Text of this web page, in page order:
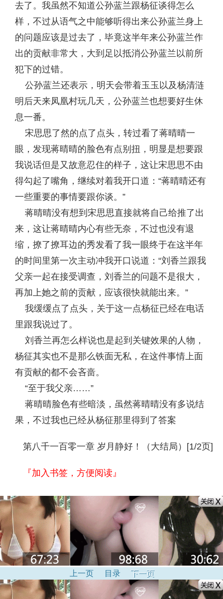
去了。我虽然不知道公孙蓝兰跟杨征谈得怎么
样，不过从语气之中能够听得出来公孙蓝兰身上
的问题应该是过去了，毕竟这半年来公孙蓝兰作
出的贡献非常大，大到足以抵消公孙蓝兰以前所
犯下的过错。
公孙蓝兰还表示，明天会带着玉玉以及杨清涟
明后天来凤凰村玩几天，公孙蓝兰也想要好生休
息一番。
宋思思了然的点了点头，转过看了蒋晴晴一
眼，发现蒋晴晴的脸色有点别扭，明显是想要跟
我说话但是又故意忍住的样子，这让宋思思不由
得勾起了嘴角，继续对着我开口道：“蒋晴晴还有
一些重要的事情要跟你谈。”
蒋晴晴没有想到宋思思直接就将自己给推了出
来，这让蒋晴晴内心有些无奈，不过也没有退
缩，撩了撩耳边的秀发看了我一眼终于在这半年
的时间里第一次主动冲我开口说道：“刘香兰跟我
父亲一起在接受调查，刘香兰的问题不是很大，
再加上她之前的贡献，应该很快就能出来。”
我缓缓点了点头，关于这一点杨征已经在电话
里跟我说过了。
刘香兰再怎么样说也是起到关键效果的人物，
杨征其实也不是那么铁面无私，在这件事情上面
有贡献的都不会吝啬。
“至于我父亲……”
蒋晴晴脸色有些暗淡，虽然蒋晴晴没有多说结
果，不过我也已经从杨征那里得到了答案
第八千一百零一章 岁月静好！（大结局）[1/2页]
『加入书签，方便阅读』
上一页 目录 下一页